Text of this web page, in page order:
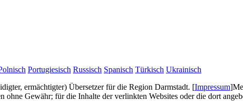
Portugiesisch Russisch Spanisch Türkisch Ukrainisch
ermächtigter) Übersetzer für die Region Darmstadt. [Impressum]
ohne Gewähr; für die Inhalte der verlinkten Websites oder die dort